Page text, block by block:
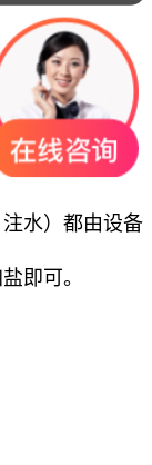
+
水）都由设备
即可。